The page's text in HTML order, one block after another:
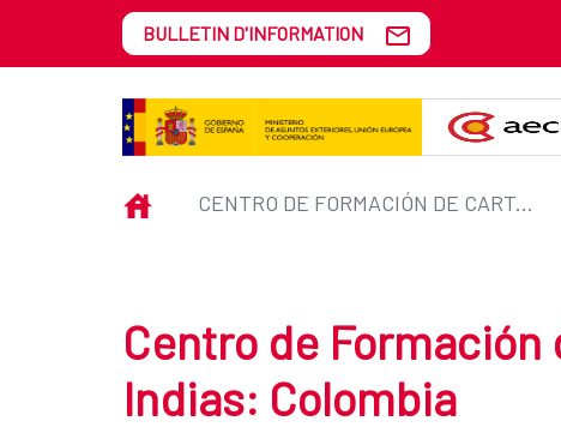
Saut au contenu principal
Centro de Formación de
BULLETIN D'INFORMATION
INICIO CENTRO DE FORMACIÓN DE CARTAGENA DE INDIAS: COLOMBIA
Centro de Formación
Indias: Colombia